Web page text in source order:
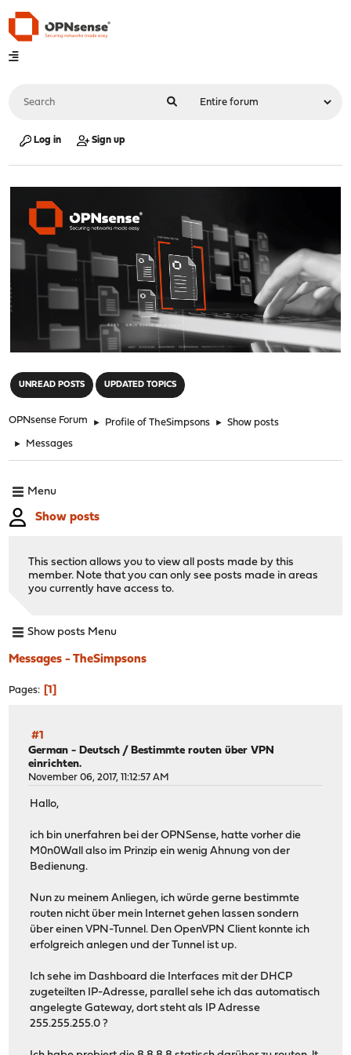
Log in Sign up
UNREAD POSTS UPDATED TOPICS
OPNsense Forum ► Profile of TheSimpsons ► Show posts
► Messages
Menu
Show posts
This section allows you to view all posts made by this
member. Note that you can only see posts made in areas
you currently have access to.
Show posts Menu
Messages - TheSimpsons
Pages 1
#1
German - Deutsch / Bestimmte routen über VPN
einrichten.
November 06, 2017, 11:12:57 AM
Hallo,
ich bin unerfahren bei der OPNSense, hatte vorher die
M0n0Wall also im Prinzip ein wenig Ahnung von der
Bedienung.
Nun zu meinem Anliegen, ich würde gerne bestimmte
routen nicht über mein Internet gehen lassen sondern
über einen VPN-Tunnel. Den OpenVPN Client konnte ich
erfolgreich anlegen und der Tunnel ist up.
Ich sehe im Dashboard die Interfaces mit der DHCP
zugeteilten IP-Adresse, parallel sehe ich das automatisch
angelegte Gateway, dort steht als IP Adresse
255.255.255.0 ?